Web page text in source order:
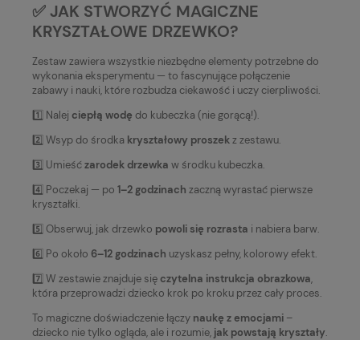
✅ JAK STWORZYĆ MAGICZNE
KRYSZTAŁOWE DRZEWKO?
Zestaw zawiera wszystkie niezbędne elementy potrzebne do
wykonania eksperymentu — to fascynujące połączenie
zabawy i nauki, które rozbudza ciekawość i uczy cierpliwości.
1️⃣ Nalej ciepłą wodę do kubeczka (nie gorącą!).
2️⃣ Wsyp do środka kryształowy proszekz zestawu.
3️⃣ Umieśćzarodek drzewka w środku kubeczka.
4️⃣ Poczekaj — po 1–2 godzinach zaczną wyrastać pierwsze
kryształki.
5️⃣ Obserwuj, jak drzewko powoli się rozrasta i nabiera barw.
6️⃣ Po około 6–12 godzinach uzyskasz pełny, kolorowy efekt.
7️⃣ W zestawie znajduje się czytelna instrukcja obrazkowa,
która przeprowadzi dziecko krok po kroku przez cały proces.
To magiczne doświadczenie łączy naukę z emocjami –
dziecko nie tylko ogląda, ale i rozumie, jak powstają kryształy.